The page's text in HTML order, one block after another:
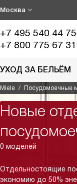
Москва
+7 495 540 44 75
+7 800 775 67 31
УХОД ЗА БЕЛЬЁМ
Miele Посудомоечные
Новые
0 моделей
Отдельностоящие
экономию до 50%